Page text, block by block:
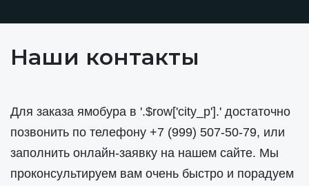
Наши контакты
Для заказа ямобура в '.$row['city_p'].' достаточно
позвонить по телефону +7 (999) 507-50-79, или
заполнить онлайн-заявку на нашем сайте. Мы
проконсультируем вам очень быстро и порадуем